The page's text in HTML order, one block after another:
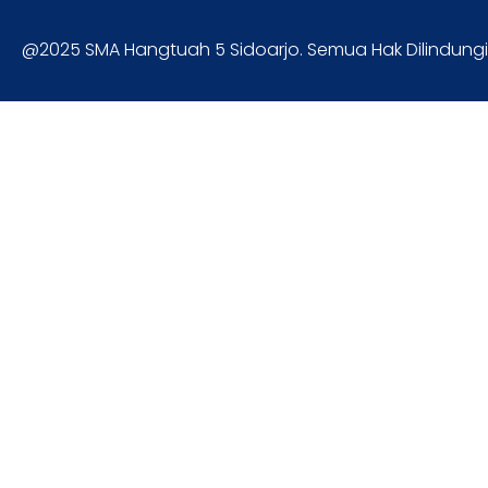
@2025 SMA Hangtuah 5 Sidoarjo. Semua Hak Dilindungi